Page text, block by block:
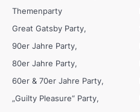
Themenparty
Great Gatsby Party
90er Jahre Party
80er Jahre Party
60er & 70er Jahre Party
„Guilty Pleasure“ Party